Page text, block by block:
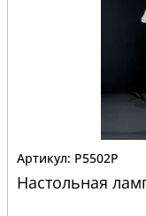
P5502P
Настольная